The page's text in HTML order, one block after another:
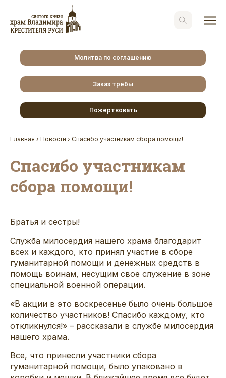
Молитва по соглашению
Заказ требы
Пожертвовать
Главная › Новости › Спасибо участникам сбора помощи!
Спасибо участникам
сбора помощи!
Братья и сестры!
Служба милосердия нашего храма благодарит
всех и каждого, кто принял участие в сборе
гуманитарной помощи и денежных средств в
помощь воинам, несущим свое служение в зоне
специальной военной операции.
«В акции в это воскресенье было очень большое
количество участников! Спасибо каждому, кто
откликнулся!» – рассказали в службе милосердия
нашего храма.
Все, что принесли участники сбора
гуманитарной помощи, было упаковано в